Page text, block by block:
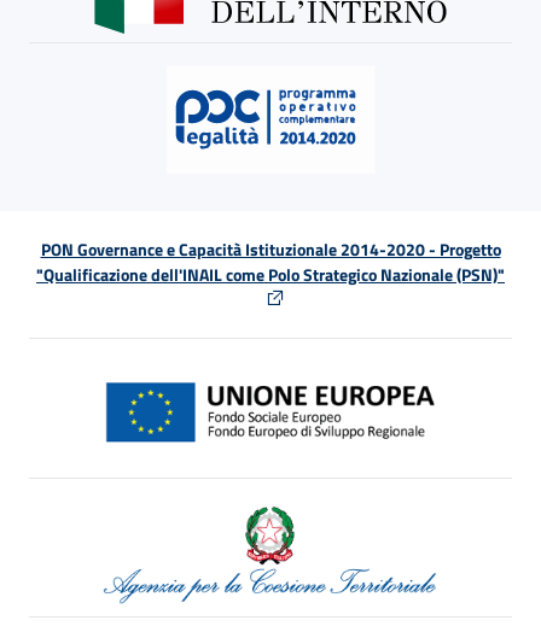
PON Governance e Capacità Istituzionale 2014-2020 - Progetto
"Qualificazione dell'INAIL come Polo Strategico Nazionale (PSN)"